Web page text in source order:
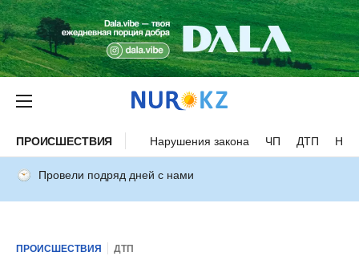
ПРОИСШЕСТВИЯ Нарушения закона ЧП ДТП
Провели подряд дней с нами
ПРОИСШЕСТВИЯ ДТП